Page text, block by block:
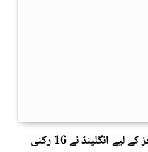
پاکستان کے خلاف پہلے 2 ٹیسٹ میچز کے لیے انگلینڈ نے 16 رکنی